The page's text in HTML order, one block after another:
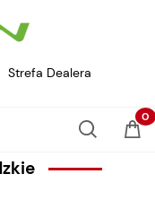
Strefa Dealera